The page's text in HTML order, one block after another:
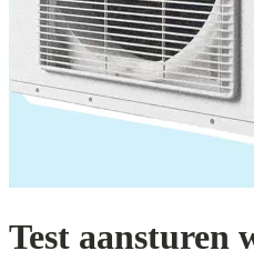
Test aansturen